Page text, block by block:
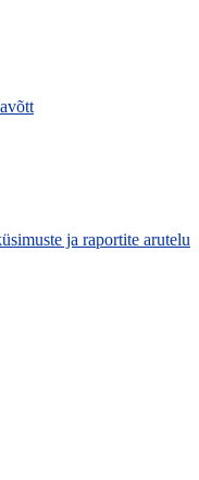
ja raportite arutelu